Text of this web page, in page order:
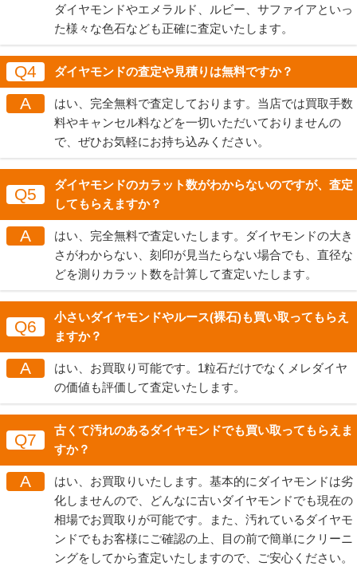
ダイヤモンドやエメラルド、ルビー、サファイアといっ
た様々な色石なども正確に査定いたします。
Q4 ダイヤモンドの査定や見積りは無料ですか？
A
はい、完全無料で査定しております。当店では買取手数
料やキャンセル料などを一切いただいておりませんの
で、ぜひお気軽にお持ち込みください。
Q5
ダイヤモンドのカラット数がわからないのですが、査定
してもらえますか？
A
はい、完全無料で査定いたします。ダイヤモンドの大き
さがわからない、刻印が見当たらない場合でも、直径な
どを測りカラット数を計算して査定いたします。
Q6
小さいダイヤモンドやルース(裸石)も買い取ってもらえ
ますか？
A
はい、お買取り可能です。1粒石だけでなくメレダイヤ
の価値も評価して査定いたします。
Q7
古くて汚れのあるダイヤモンドでも買い取ってもらえま
すか？
A
はい、お買取りいたします。基本的にダイヤモンドは劣
化しませんので、どんなに古いダイヤモンドでも現在の
相場でお買取りが可能です。また、汚れているダイヤモ
ンドでもお客様にご確認の上、目の前で簡単にクリーニ
ングをしてから査定いたしますので、ご安心ください。